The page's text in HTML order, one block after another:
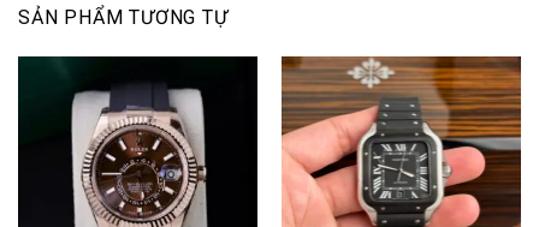
SẢN PHẨM TƯƠNG TỰ